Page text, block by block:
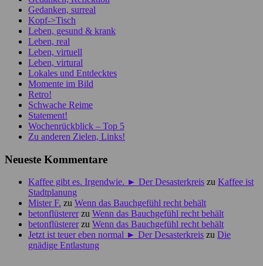
Gedanken, surreal
Kopf->Tisch
Leben, gesund & krank
Leben, real
Leben, virtuell
Leben, virtural
Lokales und Entdecktes
Momente im Bild
Retro!
Schwache Reime
Statement!
Wochenrückblick – Top 5
Zu anderen Zielen, Links!
Neueste Kommentare
Kaffee gibt es. Irgendwie. ► Der Desasterkreis zu Kaffee ist
Stadtplanung
Mister F. zu Wenn das Bauchgefühl recht behält
betonflüstererzu Wenn das Bauchgefühl recht behält
betonflüstererzu Wenn das Bauchgefühl recht behält
Jetzt ist teuer eben normal ► Der Desasterkreis zu Die
gnädige Entlastung